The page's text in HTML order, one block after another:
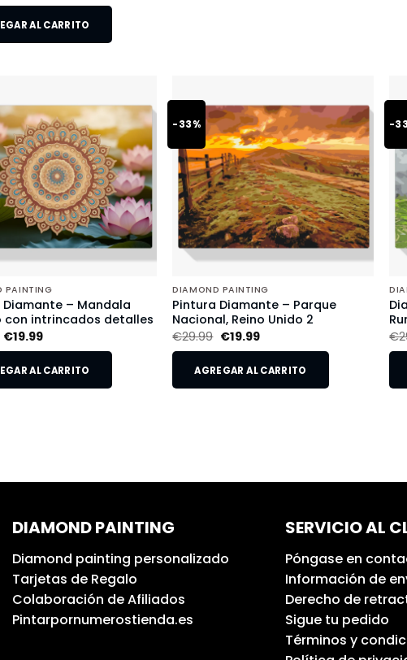
AL CARRITO
PAINTING
Diamante – Mandala
con intrincados detalles
€19.99
AL CARRITO
-33%
DIAMOND PAINTING
Pintura Diamante – Parque
Nacional, Reino Unido 2
€29.99 €19.99
AGREGAR AL CARRITO
-
€
DIAMOND PAINTING
Diamond painting personalizado
Tarjetas de Regalo
Colaboración de Afiliados
Pintarpornumerostienda.es
SERVICIO AL
Póngase en
Información de
Derecho de
Sigue tu pedido
Términos y